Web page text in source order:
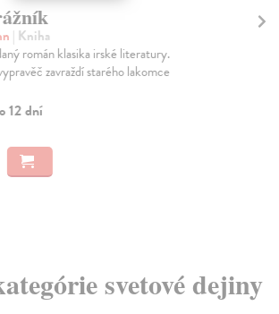
| Kniha
román klasika irské literatury.
zavraždí starého lakomce
12 dní
svetové dejiny